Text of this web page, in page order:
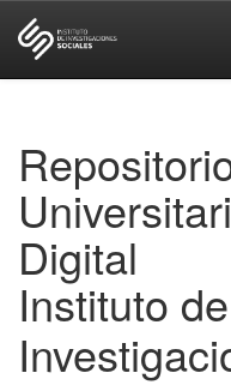
Digital
Instituto de